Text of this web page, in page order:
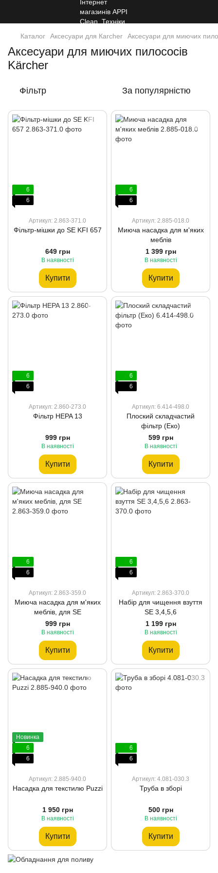
Каталог Аксесуари для Кarcher Аксесуари для миючих
Аксесуари для миючих пилососів
Kärcher
Фільтр За популярністю
6
6
Артикул: 2.863-371.0
Фільтр-мішки до SE KFI 657
649 грн
В наявності
Купити
6
6
Артикул: 2.885-018.0
Миюча насадка для м'яких
меблів
1 399 грн
В наявності
Купити
6
6
Артикул: 2.860-273.0
Фільтр HEPA 13
999 грн
В наявності
Купити
6
6
Артикул: 6.414-498.0
Плоский складчастий
фільтр (Еко)
599 грн
В наявності
Купити
6
6
Артикул: 2.863-359.0
Миюча насадка для м'яких
меблів, для SE
999 грн
В наявності
Купити
6
6
Артикул: 2.863-370.0
Набір для чищення взуття
SE 3,4,5,6
1 199 грн
В наявності
Купити
Новинка
6
6
Артикул: 2.885-940.0
Насадка для текстилю Puzzi
1 950 грн
В наявності
Купити
6
6
Артикул: 4.081-030.3
Труба в зборі
500 грн
В наявності
Купити